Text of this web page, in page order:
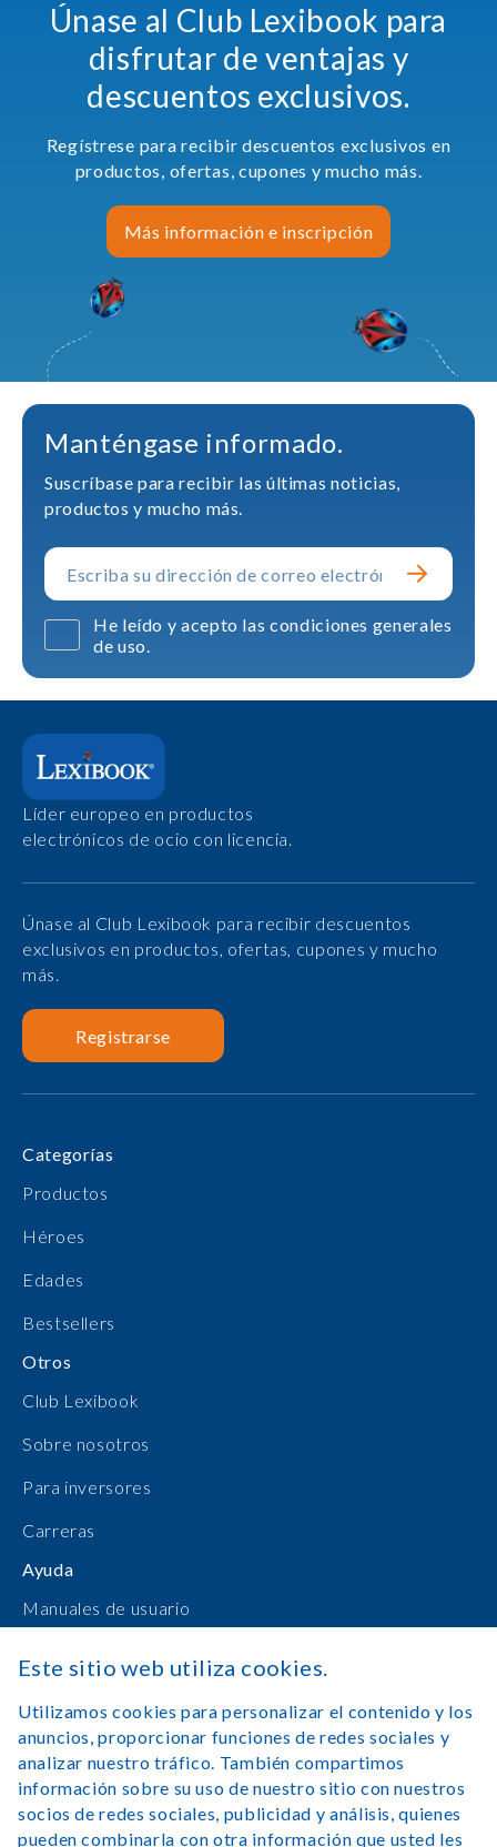
Únase al Club Lexibook para
disfrutar de ventajas y
descuentos exclusivos.
Regístrese para recibir descuentos exclusivos en
productos, ofertas, cupones y mucho más.
Más información e inscripción
Manténgase informado.
Suscríbase para recibir las últimas noticias,
productos y mucho más.
He leído y acepto las condiciones generales
de uso.
Líder europeo en productos
electrónicos de ocio con licencia.
Únase al Club Lexibook para recibir descuentos
exclusivos en productos, ofertas, cupones y mucho
más.
Registrarse
Categorías
Productos
Héroes
Edades
Bestsellers
Otros
Club Lexibook
Sobre nosotros
Para inversores
Carreras
Ayuda
Manuales de usuario
Registrarse
Este sitio web utiliza cookies.
Utilizamos cookies para personalizar el contenido y los
anuncios, proporcionar funciones de redes sociales y
analizar nuestro tráfico. También compartimos
información sobre su uso de nuestro sitio con nuestros
socios de redes sociales, publicidad y análisis, quienes
pueden combinarla con otra información que usted les